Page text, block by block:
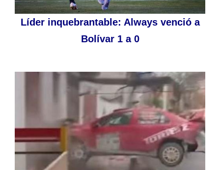
Líder inquebrantable: Always venció a
Bolívar 1 a 0